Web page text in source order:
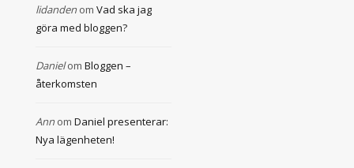
lidanden om Vad ska jag
göra med bloggen?
Danielom Bloggen –
återkomsten
Ann om Daniel presenterar:
Nya lägenheten!